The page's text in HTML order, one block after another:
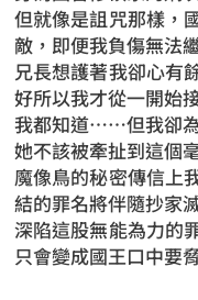
但就像是詛咒那樣，
敵，即便我負傷無法
兄長想護著我卻心有
好所以我才從一開始
我都知道……但我卻為
她不該被牽扯到這個
魔像鳥的秘密傳信上
結的罪名將伴隨抄家
深陷這股無能為力的
只會變成國王口中要